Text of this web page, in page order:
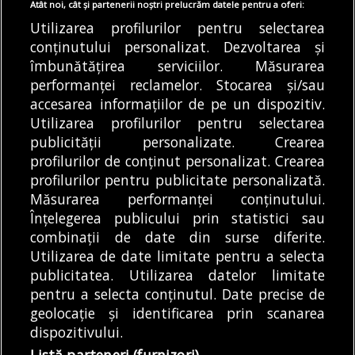
07/08/2026
Articole Știri
Vremea în București, în weekend:
temperaturi de până la 36 de grade. ANM
anunță două coduri galbene de caniculă
MODIFICĂ SETĂRILE COOKIES
© Copyright 2025 - Buletin de București.
Găzduit dePresslabs.com. Powered by TRS Design.
Despre
Noi
Media
Kit
Politică De
Confidențialitate
Cookie
Policy (EU)
Cookie
Policy
Tweet
Share this selection
Atât noi, cât și partenerii noștri prelucrăm datele pentru a oferi:
Utilizarea profilurilor pentru selectarea
conținutului personalizat. Dezvoltarea și
îmbunătățirea serviciilor. Măsurarea
performanței reclamelor. Stocarea și/sau
accesarea informațiilor de pe un dispozitiv.
Utilizarea profilurilor pentru selectarea
publicității personalizate. Crearea
profilurilor de conținut personalizat. Crearea
profilurilor pentru publicitate personalizată.
Măsurarea performanței conținutului.
Înțelegerea publicului prin statistici sau
combinații de date din surse diferite.
Utilizarea de date limitate pentru a selecta
publicitatea. Utilizarea datelor limitate
pentru a selecta conținutul. Date precise de
geolocație și identificarea prin scanarea
dispozitivului.